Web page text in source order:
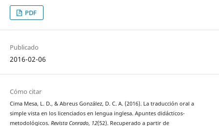
PDF
Publicado
2016-02-06
Cómo citar
Cima Mesa, L. D., & Abreus González, D. C. A. (2016). La traducción oral a
simple vista en los licenciados en lengua inglesa. Apuntes didácticos-
metodológicos. Revista Conrado, 12(52). Recuperado a partir de